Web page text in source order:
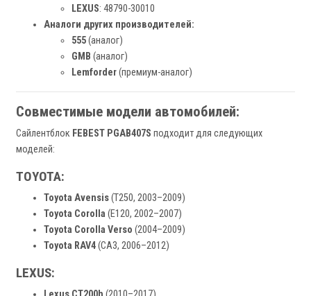
LEXUS: 48790-30010
Аналоги других производителей:
555(аналог)
GMB (аналог)
Lemforder(премиум-аналог)
Совместимые модели автомобилей:
Сайлентблок FEBEST PGAB407S подходит для следующих
моделей:
TOYOTA:
Toyota Avensis(T250, 2003–2009)
Toyota Corolla (E120, 2002–2007)
Toyota Corolla Verso (2004–2009)
Toyota RAV4(CA3, 2006–2012)
LEXUS: